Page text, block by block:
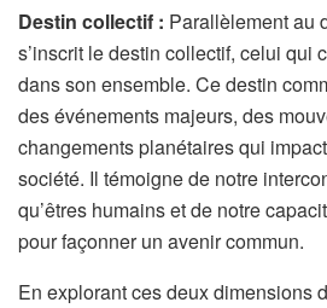
Destin collectif : Parallèlement au
s’inscrit le destin collectif, celui qui
dans son ensemble. Ce destin
des événements majeurs, des
changements planétaires qui
société. Il témoigne de notre
qu’êtres humains et de notre
pour façonner un avenir commun.
En explorant ces deux dimensions